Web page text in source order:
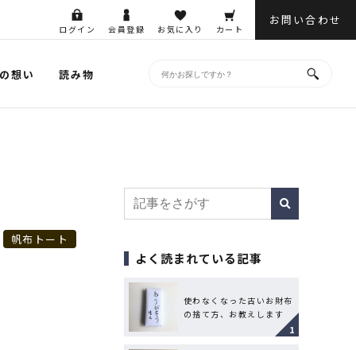
ログイン 会員登録 お気に入り カート
お問い合わせ
想い 読み物
帆布トート
よく読まれている記事
使わなくなった古いお財布
の捨て方、お教えします